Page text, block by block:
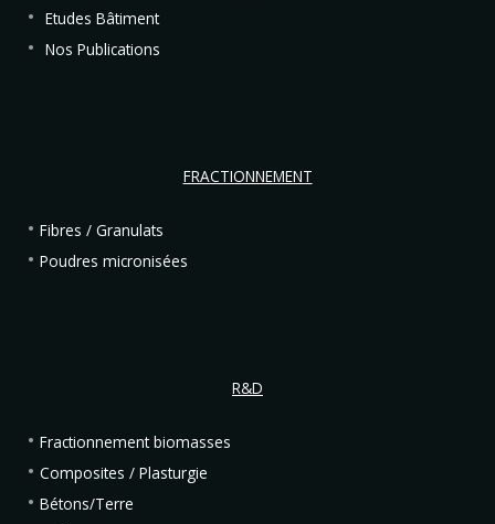
Etudes Bâtiment
Nos Publications
FRACTIONNEMENT
Fibres / Granulats
Poudres micronisées
R&D
Fractionnement biomasses
Composites / Plasturgie
Bétons/Terre